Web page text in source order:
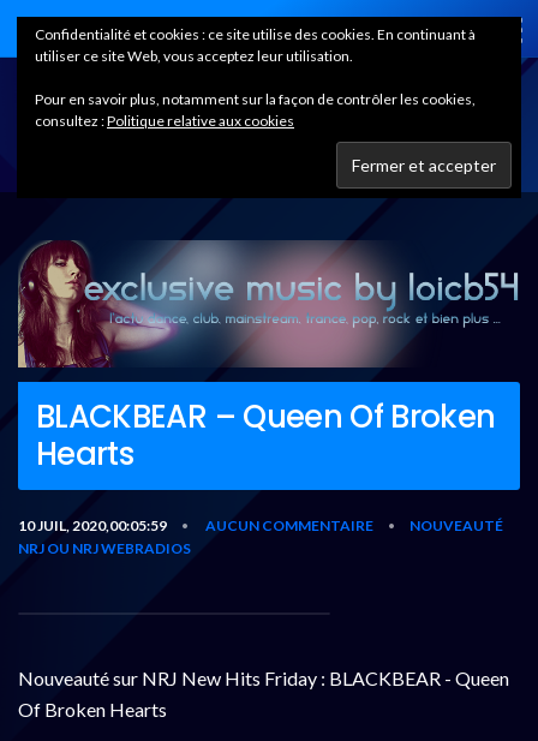
Home
BLACKBEAR – Queen Of Broken
Hearts
10 JUIL, 2020,00:05:59 • AUCUN COMMENTAIRE •
NOUVEAUTÉ
NRJ OU NRJ WEBRADIOS
Nouveauté sur NRJ New Hits Friday : BLACKBEAR - Queen
Of Broken Hearts
Confidentialité et cookies : ce site utilise des cookies. En continuant à
utiliser ce site Web, vous acceptez leur utilisation.
Pour en savoir plus, notamment sur la façon de contrôler les cookies,
consultez :Politique relative aux cookies